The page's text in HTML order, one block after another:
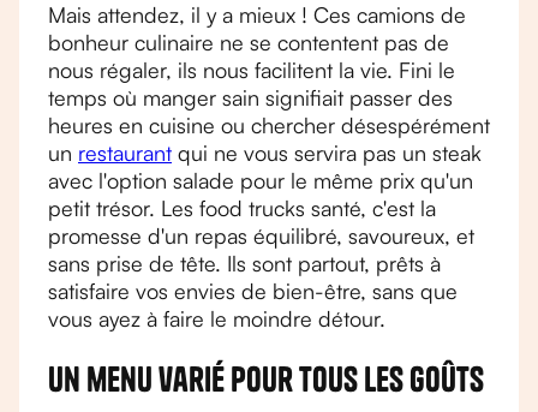
Mais attendez, il y a mieux ! Ces camions de
bonheur culinaire ne se contentent pas de
nous régaler, ils nous facilitent la vie. Fini le
temps où manger sain signifiait passer des
heures en cuisine ou chercher désespérément
un restaurant qui ne vous servira pas un steak
avec l'option salade pour le même prix qu'un
petit trésor. Les food trucks santé, c'est la
promesse d'un repas équilibré, savoureux, et
sans prise de tête. Ils sont partout, prêts à
satisfaire vos envies de bien-être, sans que
vous ayez à faire le moindre détour.
Un menu varié pour tous les goûts